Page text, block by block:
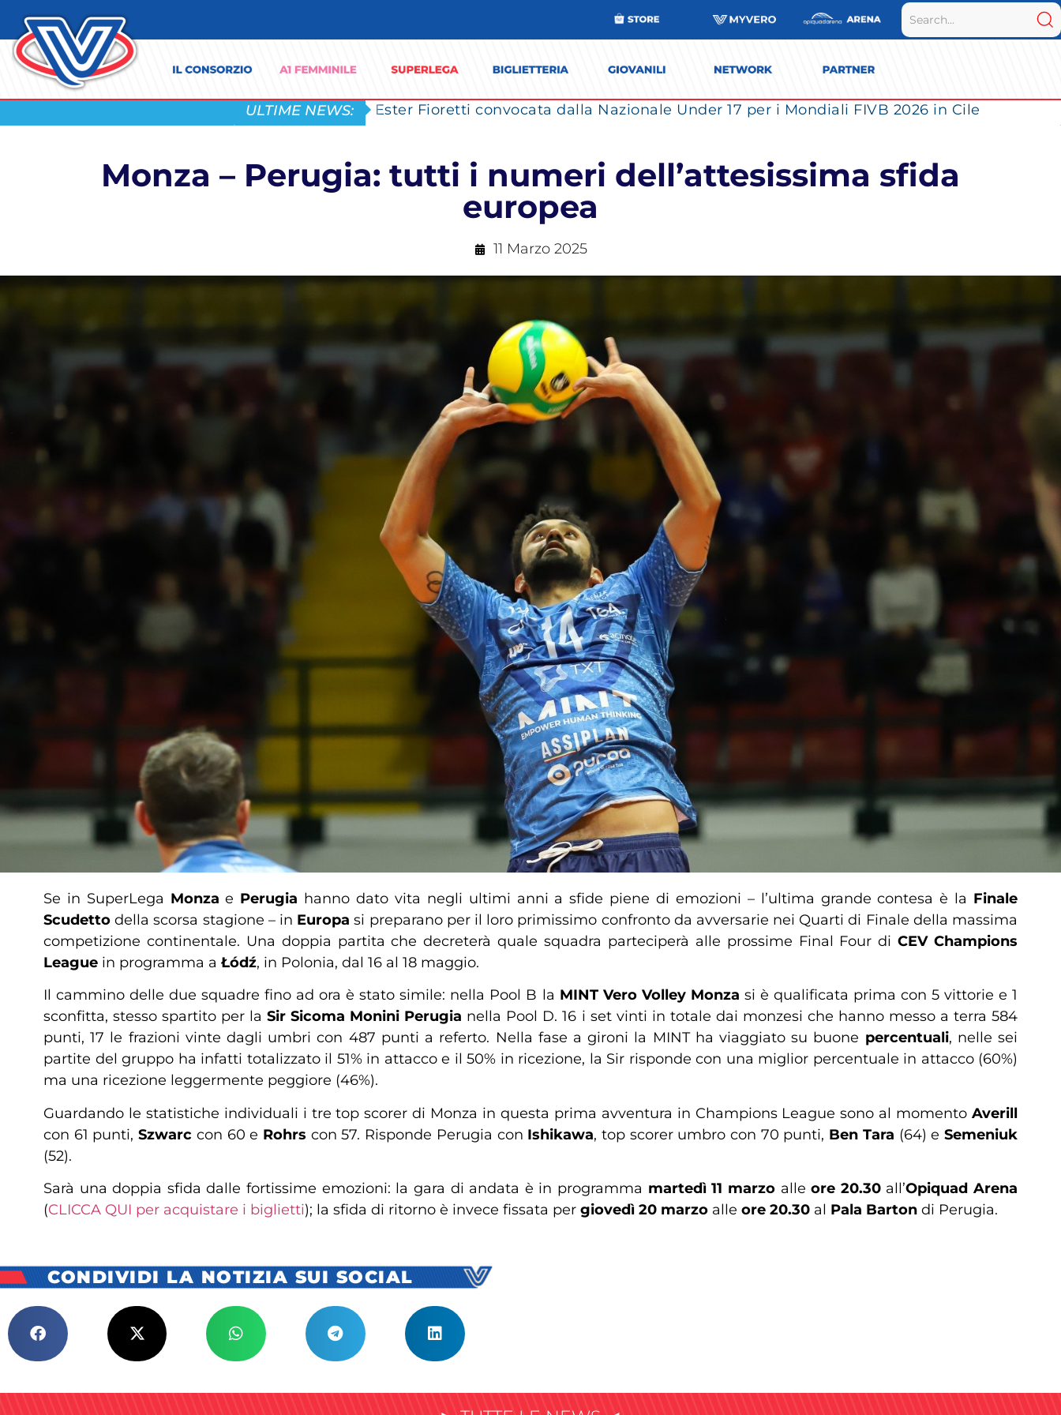
ULTIME NEWS: Ester Fioretti convocata dalla Nazionale Under 17 per i Mondiali FIVB 2026 in Cile
Monza – Perugia: tutti i numeri dell’attesissima sfida
europea
11 Marzo 2025
Se in SuperLega Monzae Perugia hanno dato vita negli ultimi anni a sfide piene di emozioni – l’ultima grande contesa è la Finale
Scudetto della scorsa stagione – in Europasi preparano per il loro primissimo confronto da avversarie nei Quarti di Finale della massima
competizione continentale. Una doppia partita che decreterà quale squadra parteciperà alle prossime Final Four diCEV Champions
League in programma a Łódź, in Polonia, dal 16 al 18 maggio.
Il cammino delle due squadre fino ad ora è stato simile: nella Pool B la MINT Vero Volley Monza si è qualificata prima con 5 vittorie e 1
sconfitta, stesso spartito per laSir Sicoma Monini Perugia nella Pool D. 16 i set vinti in totale dai monzesi che hanno messo a terra 584
punti, 17 le frazioni vinte dagli umbri con 487 punti a referto. Nella fase a gironi la MINT ha viaggiato su buone percentuali, nelle sei
partite del gruppo ha infatti totalizzato il 51% in attacco e il 50% in ricezione, la Sir risponde con una miglior percentuale in attacco (60%)
ma una ricezione leggermente peggiore (46%).
Guardando le statistiche individuali i tre top scorer di Monza in questa prima avventura in Champions League sono al momento Averill
con 61 punti,Szwarc con 60 e Rohrs con 57. Risponde Perugia con Ishikawa, top scorer umbro con 70 punti, Ben Tara (64) eSemeniuk
(52).
Sarà una doppia sfida dalle fortissime emozioni: la gara di andata è in programma martedì 11 marzo alleore 20.30all’Opiquad Arena
(CLICCA QUI per acquistare i biglietti); la sfida di ritorno è invece fissata per giovedì 20 marzo alle ore 20.30 al Pala Barton di Perugia.
CONDIVIDI LA NOTIZIA SUI SOCIAL